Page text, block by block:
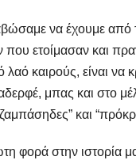
να έχουμε από
ετοίμασαν και
λαό καιρούς, είναι
μπας και στο
και
φορά στην ιστορία